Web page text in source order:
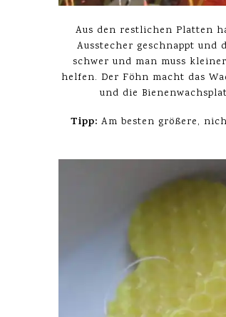
Aus den restlichen Platten
Ausstecher geschnappt und
schwer und man muss
helfen. Der Föhn macht das
und die
Tipp: Am besten größere,